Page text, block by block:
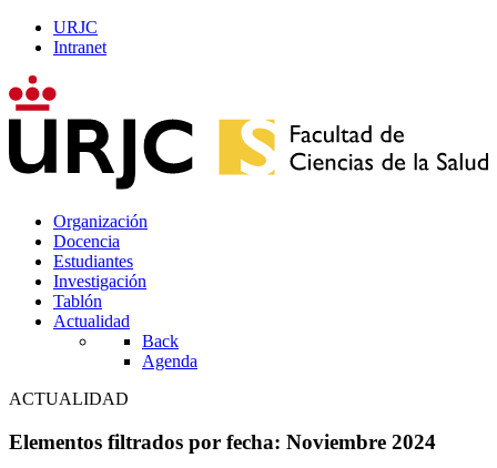
URJC
Intranet
Organización
Docencia
Estudiantes
Investigación
Tablón
Actualidad
Back
Agenda
ACTUALIDAD
Elementos filtrados por fecha: Noviembre 2024